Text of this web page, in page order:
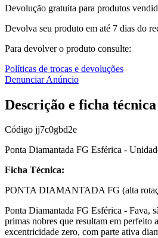
Devolução gratuita para produtos
Devolva seu produto em até 7 dias do
Para devolver o produto consulte:
Políticas de trocas e devoluções
Denunciar Anúncio
Descrição e ficha técnica
Código jj7c0gbd2e
Ponta Diamantada FG Esférica -
Ficha Técnica:
PONTA DIAMANTADA FG (alta
Ponta Diamantada FG Esférica - Fava,
primas nobres que resultam em perfeito
excentricidade zero, com parte ativa